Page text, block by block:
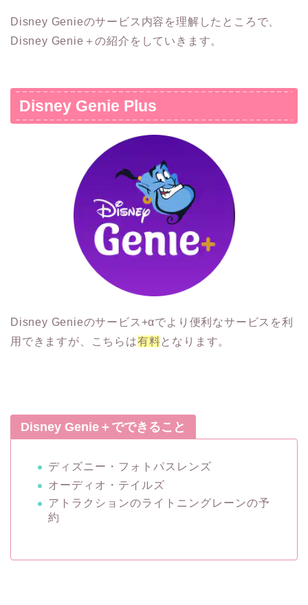
Disney Genieのサービス内容を理解したところで、
Disney Genie＋の紹介をしていきます。
Disney Genie Plus
Disney Genieのサービス+αでより便利なサービスを利
用できますが、こちらは有料となります。
Disney Genie＋でできること
ディズニー・フォトパスレンズ
オーディオ・テイルズ
アトラクションのライトニングレーンの予
約